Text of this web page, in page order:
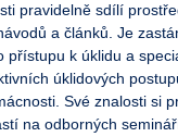
pravidelně sdílí
a článků. Je
přístupu k úklidu a
úklidových
Své znalosti si
na odborných